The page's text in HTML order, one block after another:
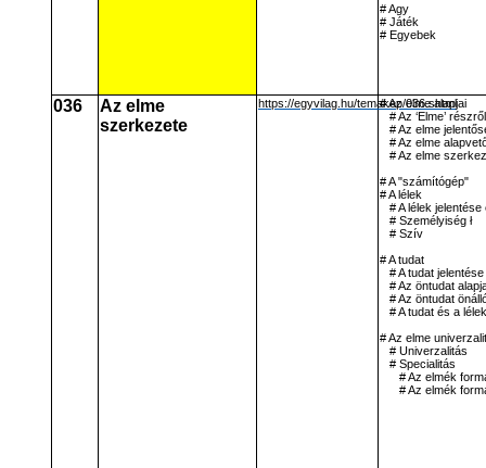
# Agy
# Játék
# Egyebek
036
Az elme
szerkezete
https://egyvilag.hu/temakep/036.shtml
# Az elme alapjai
# Az ‘Elme’ részről
# Az elme
# Az elme
# Az elme
# A "számítógép"
# A lélek
# A lélek
# Személyiség ł
# Szív
# A tudat
# A tudat
# Az öntudat
# Az öntudat
# A tudat és a
# Az elme
# Univerzalitás
# Specialitás
# Az elmék
# Az elmék